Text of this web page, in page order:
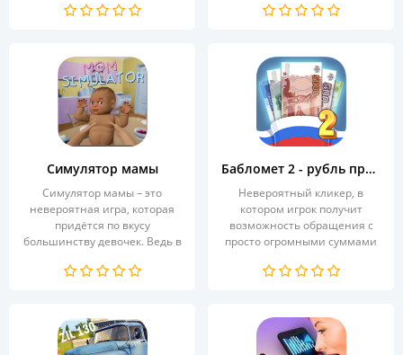
Симулятор мамы
Симулятор мамы – это
невероятная игра, которая
придётся по вкусу
большинству девочек. Ведь в
Бабломет 2 - рубль против биткойна
Невероятный кликер, в
котором игрок получит
возможность обращения с
просто огромными суммами